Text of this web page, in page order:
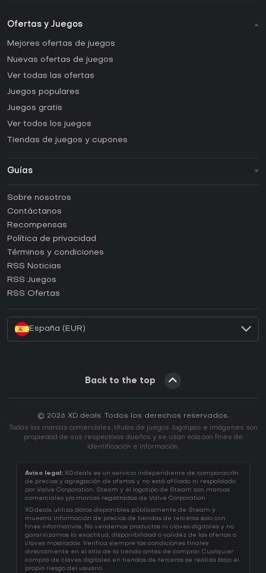
Ofertas y Juegos
Mejores ofertas de juegos
Nuevas ofertas de juegos
Ver todas las ofertas
Juegos populares
Juegos gratis
Ver todos los juegos
Tiendas de juegos y cupones
Guías
Guías y tutoriales
¿Cómo activar una CD Key de Steam?
¿Cómo activar una CD Key de Epic Games?
¿Cómo activar una CD Key de GOG?
¿Cómo activar una CD Key de Ubisoft Connect?
¿Cómo activar una CD Key de EA App?
Sobre nosotros
Contáctanos
Recompensas
Política de privacidad
Términos y condiciones
RSS Noticias
RSS Juegos
RSS Ofertas
España (EUR)
Back to the top
© 2026 XD.deals. Todos los derechos reservados.
Todas las marcas comerciales, títulos de juegos, logotipos e imágenes son
propiedad de sus respectivos dueños y se usan solo con fines de
identificación e información.
Aviso legal: XD.deals es un servicio independiente de comparación
de precios y agregación de ofertas y no está afiliado ni respaldado
por Valve Corporation. Steam y el logotipo de Steam son marcas
comerciales y/o marcas registradas de Valve Corporation.
XD.deals utiliza datos disponibles públicamente de Steam y
muestra información de precios de tiendas de terceros solo con
fines informativos. No vendemos productos ni claves digitales y no
garantizamos la exactitud, disponibilidad o validez de las ofertas o
claves mostradas. Verifica siempre las condiciones finales
directamente en el sitio de la tienda antes de comprar. Cualquier
compra de claves digitales en tiendas de terceros se realiza bajo el
propio riesgo del usuario.